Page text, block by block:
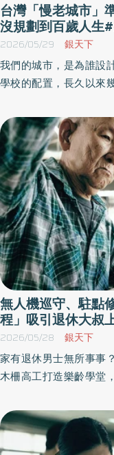
台灣「慢老城市」
沒規劃到百歲人生
2026/05/29 銀天下
我們的城市，是為誰設
學校的配置，長久以來
的規劃思維，我們能真
選此篇，分析台灣的城
準備。
無人機巡守、駐點
程」吸引退休大叔
2026/05/28 銀天下
家有退休男士無所事事
木柵高工打造樂齡學堂
篇，看這場從校園延伸
等著被照顧，而是更有